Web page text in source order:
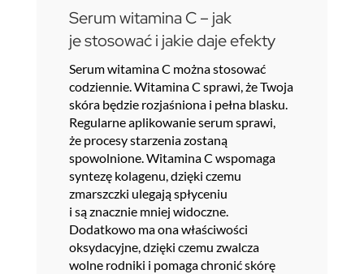
Serum witamina C – jak
je stosować i jakie daje efekty
Serum witamina C można stosować
codziennie. Witamina C sprawi, że Twoja
skóra będzie rozjaśniona i pełna blasku.
Regularne aplikowanie serum sprawi,
że procesy starzenia zostaną
spowolnione. Witamina C wspomaga
syntezę kolagenu, dzięki czemu
zmarszczki ulegają spłyceniu
i są znacznie mniej widoczne.
Dodatkowo ma ona właściwości
oksydacyjne, dzięki czemu zwalcza
wolne rodniki i pomaga chronić skórę